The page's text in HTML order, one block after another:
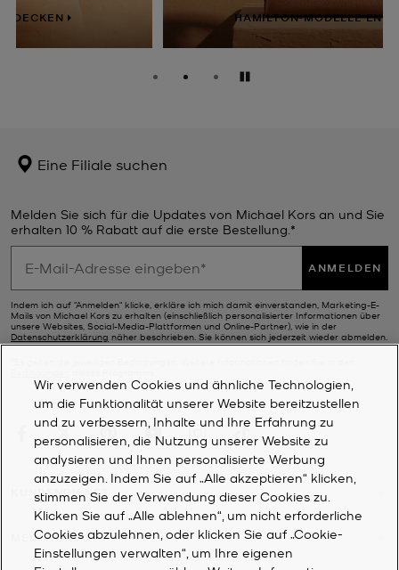
HAMILTON-MODELLE ENTDECKEN
Anhalten
Eine Filiale suchen
Melden Sie sich für die Updates von Michael Kors an und Sie
erhalten 10 % Rabatt auf die erste Bestellung.*
ANMELDEN
Indem ich auf "Anmelden" klicke, erkläre ich mich damit einverstanden, Marketing-E-
Mails von Michael Kors zu erhalten (einschließlich personalisierter Informationen über
unsere Websites, Social-Media-Plattformen und Online-Partner), wie in der
Datenschutzerklärung näher beschrieben. Sie können sich jederzeit wieder abmelden.
KUNDENDIENST
MEIN KONTO
Wir verwenden Cookies und ähnliche Technologien,
um die Funktionalität unserer Website bereitzustellen
und zu verbessern, Inhalte und Ihre Erfahrung zu
personalisieren, die Nutzung unserer Website zu
analysieren und Ihnen personalisierte Werbung
anzuzeigen. Indem Sie auf „Alle akzeptieren“ klicken,
stimmen Sie der Verwendung dieser Cookies zu.
Klicken Sie auf „Alle ablehnen“, um nicht erforderliche
Cookies abzulehnen, oder klicken Sie auf „Cookie-
Einstellungen verwalten“, um Ihre eigenen